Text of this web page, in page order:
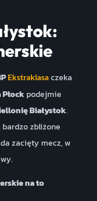
Ekstraklasaczeka
Płock podejmie
Białystok.
zbliżone
zacięty mecz, w
na to